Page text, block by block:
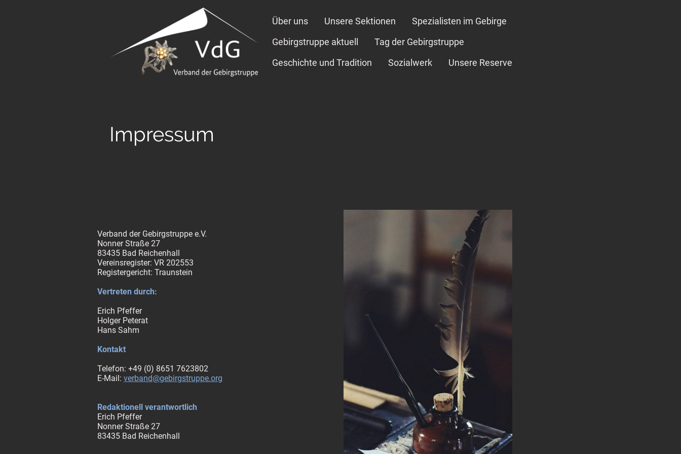
Über uns Unsere Sektionen
Spezialisten im Gebirge
Gebirgstruppe aktuell
Tag der Gebirgstruppe
Geschichte und Tradition
Sozialwerk Unsere Reserve
Impressum
Verband der Gebirgstruppe e.V.
Nonner Straße 27
83435 Bad Reichenhall
Vereinsregister: VR 202553
Registergericht: Traunstein
Vertreten durch:
Erich Pfeffer
Holger Peterat
Hans Sahm
Kontakt
Telefon: +49 (0) 8651 7623802
E-Mail: verband@gebirgstruppe.org
Redaktionell verantwortlich
Erich Pfeffer
Nonner Straße 27
83435 Bad Reichenhall